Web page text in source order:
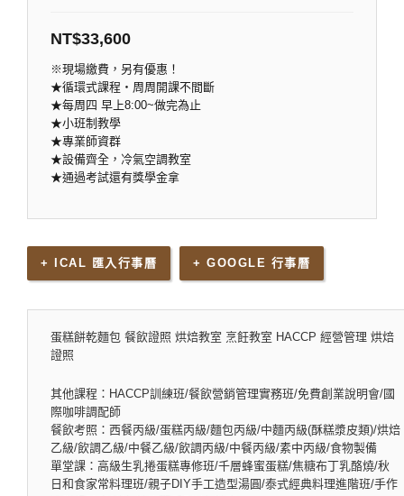
NT$33,600
※現場繳費，另有優惠！
★循環式課程‧周周開課不間斷
★每周四 早上8:00~做完為止
★小班制教學
★專業師資群
★設備齊全，冷氣空調教室
★通過考試還有獎學金拿
+ ICAL 匯入行事曆 + GOOGLE 行事曆
蛋糕餅乾麵包 餐飲證照 烘焙教室 烹飪教室 HACCP 經營管理 烘焙
證照
其他課程：HACCP訓練班/餐飲營銷管理實務班/免費創業說明會/國
際咖啡調配師
餐飲考照：西餐丙級/蛋糕丙級/麵包丙級/中麵丙級(酥糕漿皮類)/烘焙
乙級/飲調乙級/中餐乙級/飲調丙級/中餐丙級/素中丙級/食物製備
單堂課：高級生乳捲蛋糕專修班/千層蜂蜜蛋糕/焦糖布丁乳酪燒/秋
日和食家常料理班/親子DIY手工造型湯圓/泰式經典料理進階班/手作